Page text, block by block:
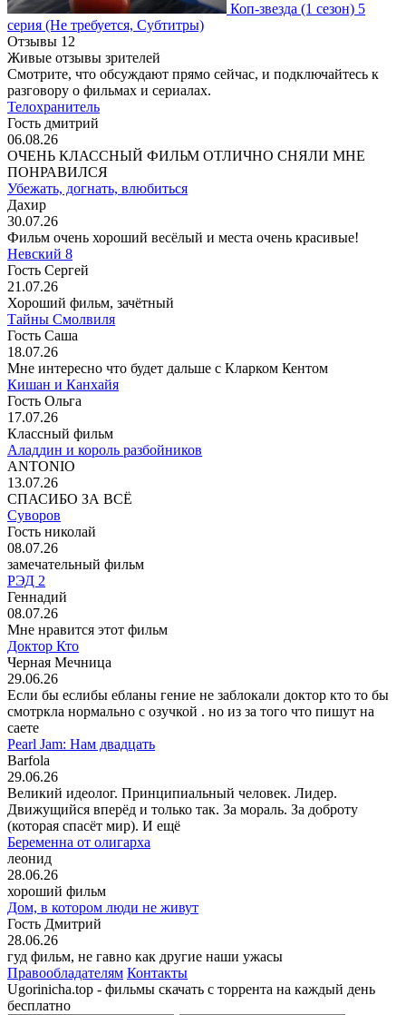
Коп-звезда (1 сезон) 5
серия (Не требуется, Субтитры)
Отзывы 12
Живые отзывы зрителей
Смотрите, что обсуждают прямо сейчас, и подключайтесь к
разговору о фильмах и сериалах.
Телохранитель
Гость дмитрий
06.08.26
ОЧЕНЬ КЛАССНЫЙ ФИЛЬМ ОТЛИЧНО СНЯЛИ МНЕ
ПОНРАВИЛСЯ
Убежать, догнать, влюбиться
Дахир
30.07.26
Фильм очень хороший весёлый и места очень красивые!
Невский 8
Гость Сергей
21.07.26
Хороший фильм, зачётный
Тайны Смолвиля
Гость Саша
18.07.26
Мне интересно что будет дальше с Кларком Кентом
Кишан и Канхайя
Гость Ольга
17.07.26
Классный фильм
Аладдин и король разбойников
ANTONIO
13.07.26
СПАСИБО ЗА ВСЁ
Суворов
Гость николай
08.07.26
замечательный фильм
РЭД 2
Геннадий
08.07.26
Мне нравится этот фильм
Доктор Кто
Черная Мечница
29.06.26
Если бы еслибы ебланы гение не заблокали доктор кто то бы
смотркла нормально с озучкой . но из за того что пишут на
саете
Pearl Jam: Нам двадцать
Barfola
29.06.26
Великий идеолог. Принципиальный человек. Лидер.
Движущийся вперёд и только так. За мораль. За доброту
(которая спасёт мир). И ещё
Беременна от олигарха
леонид
28.06.26
хороший фильм
Дом, в котором люди не живут
Гость Дмитрий
28.06.26
гуд фильм, не гавно как другие наши ужасы
Правообладателям Контакты
Ugorinicha.top - фильмы скачать с торрента на каждый день
бесплатно